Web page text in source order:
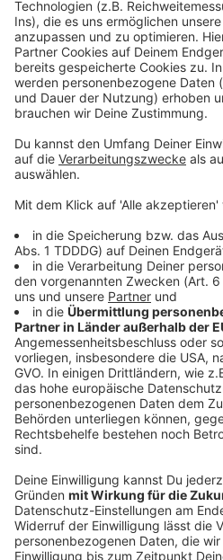
© dpa-
DAS KÖNNTE DICH AUCH
Bayern
Lehrer
Vor drei Jahren rüttelte die
Aiwanger die bayerische